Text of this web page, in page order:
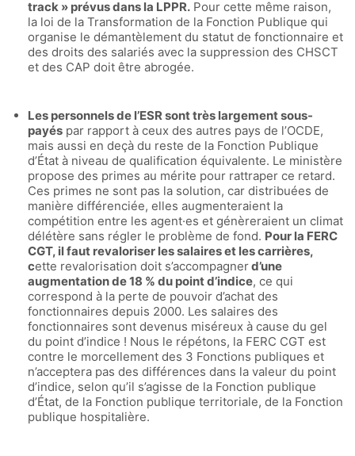
track » prévus dans la LPPR. Pour cette même raison,
la loi de la Transformation de la Fonction Publique qui
organise le démantèlement du statut de fonctionnaire et
des droits des salariés avec la suppression des CHSCT
et des CAP doit être abrogée.
Les personnels de l’ESR sont très largement sous-
payés par rapport à ceux des autres pays de l’OCDE,
mais aussi en deçà du reste de la Fonction Publique
d’État à niveau de qualification équivalente. Le ministère
propose des primes au mérite pour rattraper ce retard.
Ces primes ne sont pas la solution, car distribuées de
manière différenciée, elles augmenteraient la
compétition entre les agent·es et génèreraient un climat
délétère sans régler le problème de fond. Pour la FERC
CGT, il faut revaloriser les salaires et les carrières,
cette revalorisation doit s’accompagnerd’une
augmentation de 18 % du point d’indice, ce qui
correspond à la perte de pouvoir d’achat des
fonctionnaires depuis 2000. Les salaires des
fonctionnaires sont devenus miséreux à cause du gel
du point d’indice ! Nous le répétons, la FERC CGT est
contre le morcellement des 3 Fonctions publiques et
n’acceptera pas des différences dans la valeur du point
d’indice, selon qu’il s’agisse de la Fonction publique
d’État, de la Fonction publique territoriale, de la Fonction
publique hospitalière.